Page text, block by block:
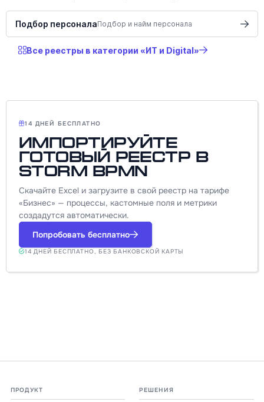
Подбор персоналаПодбор и найм персонала
Все реестры в категории «ИТ и Digital»
14 ДНЕЙ БЕСПЛАТНО
Импортируйте
готовый реестр в
Storm BPMN
Скачайте Excel и загрузите в свой реестр на тарифе
«Бизнес» — процессы, кастомные поля и метрики
создадутся автоматически.
Попробовать бесплатно
14 ДНЕЙ БЕСПЛАТНО, БЕЗ БАНКОВСКОЙ КАРТЫ
ПРОДУКТ РЕШЕНИЯ